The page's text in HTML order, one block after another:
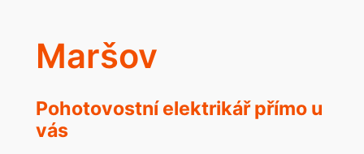
Maršov
Pohotovostní elektrikář přímo u
vás